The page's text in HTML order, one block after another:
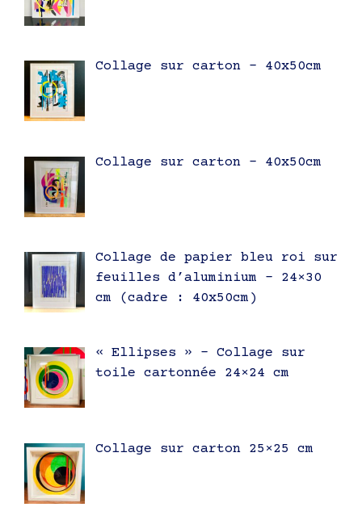
Collage sur carton – 40x50cm
Collage sur carton – 40x50cm
Collage de papier bleu roi sur
feuilles d’aluminium – 24×30
cm (cadre : 40x50cm)
« Ellipses » – Collage sur
toile cartonnée 24×24 cm
Collage sur carton 25×25 cm